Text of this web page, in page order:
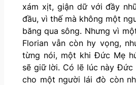
xám xịt, giận dữ với đầy
đầu, vì thế mà không một
băng qua sông. Nhưng vì
Florian vẫn còn hy vọng,
từng nói, một khi Đức Mẹ
sẽ giữ lời. Có lẽ lúc này Đức
cho một người lái đò còn